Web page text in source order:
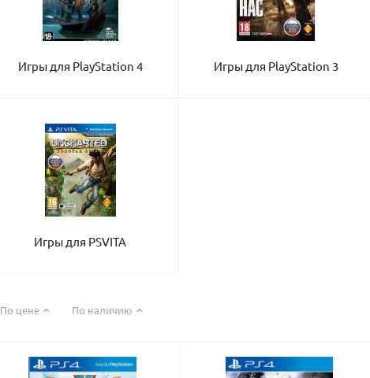
Игры для PlayStation 4 Игры для PlayStation 3
Игры для PSVITA
По цене По наличию